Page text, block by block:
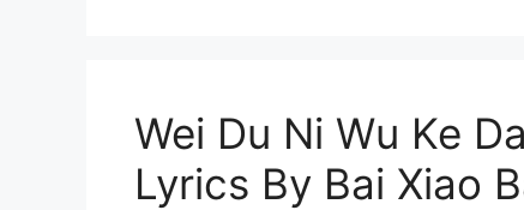
Wei Du Ni Wu Ke
Lyrics By Bai Xiao